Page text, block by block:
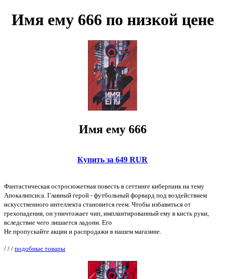
Имя ему 666 по низкой цене
Имя ему 666
Купить за 649 RUR
Фантастическая остросюжетная повесть в сеттинге киберпанк на тему
Апокалипсиса. Главный герой - футбольный форвард под воздействием
искусственного интеллекта становится геем. Чтобы избавиться от
грехопадения, он уничтожает чип, имплантированный ему в кисть руки,
вследствие чего лишается ладони. Его
Не пропускайте акции и распродажи в нашем магазине.
/ / / подобные товары